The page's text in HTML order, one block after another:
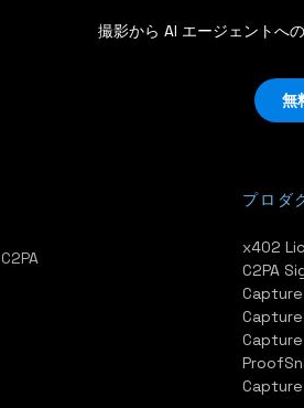
撮影から AI エージェントへ
無
プロダ
x402
C2PA
Capture
Capture